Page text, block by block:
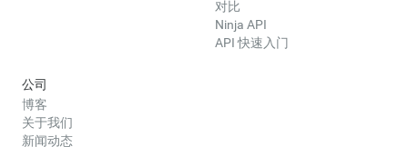
对比
Ninja API
API 快速入门
公司
博客
关于我们
新闻动态